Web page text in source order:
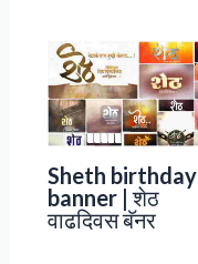
Sheth birthday
banner | शेठ
वाढदिवस बॅनर